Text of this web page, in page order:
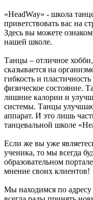
«HeadWay» - школа
приветствовать вас на
Здесь вы можете
нашей школе.
Танцы – отличное
сказывается на
гибкость и
физическое состояние.
лишние калории и
системы. Танцы
аппарат. И это лишь
танцевальной школе
Если же вы уже
ученика, то мы всегда
образовательном
мнение своих клиентов!
Мы находимся по